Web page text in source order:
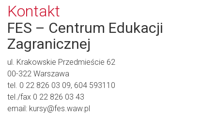
Kontakt
FES – Centrum Edukacji
Zagranicznej
ul. Krakowskie Przedmieście 62
00-322 Warszawa
tel. 0 22 826 03 09, 604 593110
tel./fax 0 22 826 03 43
email: kursy@fes.waw.pl